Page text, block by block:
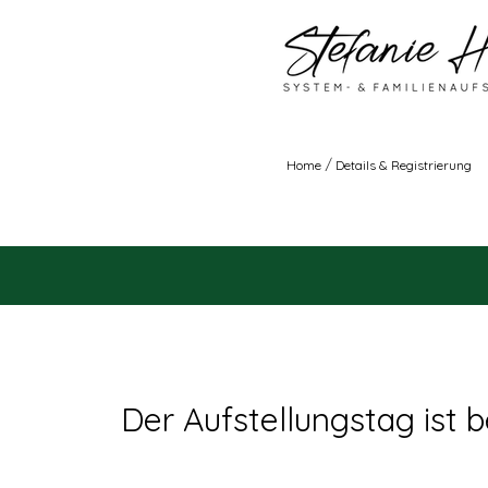
Home / Details & Registrierung
Der Aufstellungstag ist